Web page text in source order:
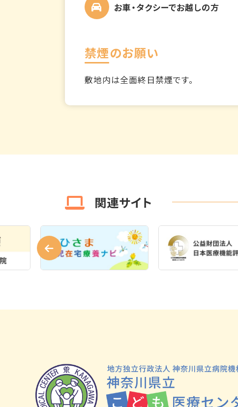
お車・タクシーでお越しの方
禁煙のお願い
敷地内は全面終日禁煙です。
関連サイト